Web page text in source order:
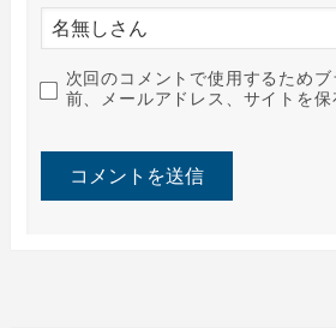
次回のコメントで使用するため
前、メールアドレス、サイトを保